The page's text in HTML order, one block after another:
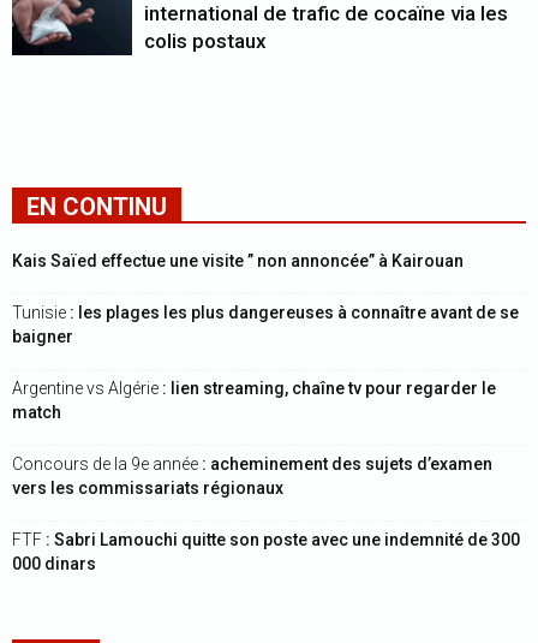
international de trafic de cocaïne via les
colis postaux
EN CONTINU
Kais Saïed effectue une visite ” non annoncée” à Kairouan
Tunisie : les plages les plus dangereuses à connaître avant de se
baigner
Argentine vs Algérie : lien streaming, chaîne tv pour regarder le
match
Concours de la 9e année : acheminement des sujets d’examen
vers les commissariats régionaux
FTF : Sabri Lamouchi quitte son poste avec une indemnité de 300
000 dinars